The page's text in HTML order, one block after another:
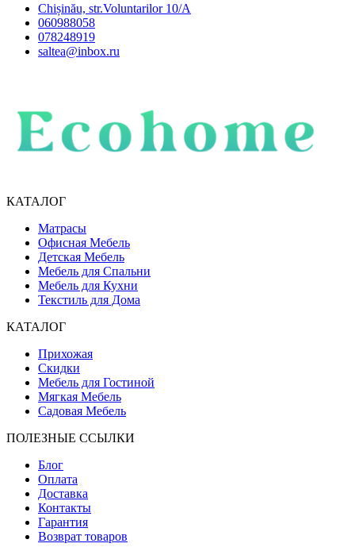
Chișinău, str.Voluntarilor 10/A
060988058
078248919
saltea@inbox.ru
КАТАЛОГ
Матрасы
Офисная Мебель
Детская Мебель
Мебель для Спальни
Мебель для Кухни
Текстиль для Дома
КАТАЛОГ
Прихожая
Скидки
Мебель для Гостиной
Мягкая Мебель
Садовая Мебель
ПОЛЕЗНЫЕ ССЫЛКИ
Блог
Оплата
Доставка
Контакты
Гарантия
Возврат товаров